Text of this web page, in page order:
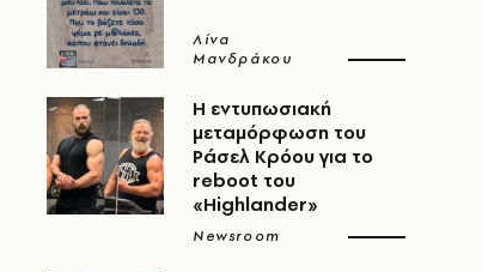
Λίνα
Μανδράκου
Η εντυπωσιακή
μεταμόρφωση του
Ράσελ Κρόου για το
reboot του
«Highlander»
Newsroom